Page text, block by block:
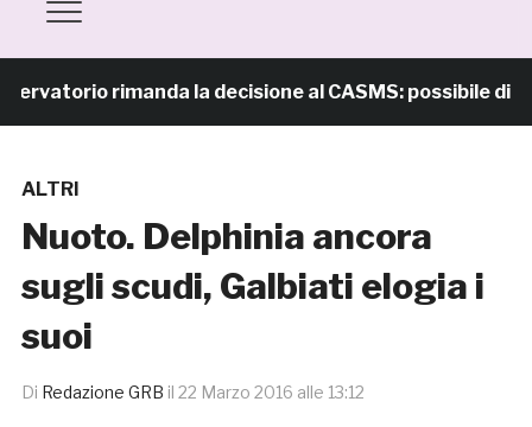
rimanda la decisione al CASMS: possibile divieto
ALTRI
Nuoto. Delphinia ancora
sugli scudi, Galbiati elogia i
suoi
Di Redazione GRB il 22 Marzo 2016 alle 13:12